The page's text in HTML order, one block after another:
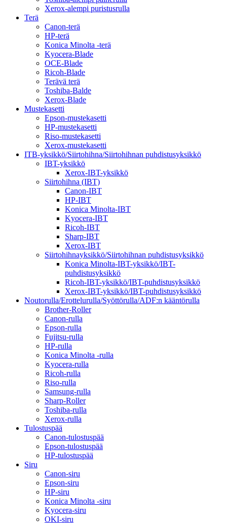
Xerox-alempi puristusrulla
Terä
Canon-terä
HP-terä
Konica Minolta -terä
Kyocera-Blade
OCE-Blade
Ricoh-Blade
Terävä terä
Toshiba-Balde
Xerox-Blade
Mustekasetti
Epson-mustekasetti
HP-mustekasetti
Riso-mustekasetti
Xerox-mustekasetti
ITB-yksikkö/Siirtohihna/Siirtohihnan puhdistusyksikkö
IBT-yksikkö
Xerox-IBT-yksikkö
Siirtohihna (IBT)
Canon-IBT
HP-IBT
Konica Minolta-IBT
Kyocera-IBT
Ricoh-IBT
Sharp-IBT
Xerox-IBT
Siirtohihnayksikkö/Siirtohihnan puhdistusyksikkö
Konica Minolta-IBT-yksikkö/IBT-
puhdistusyksikkö
Ricoh-IBT-yksikkö/IBT-puhdistusyksikkö
Xerox-IBT-yksikkö/IBT-puhdistusyksikkö
Noutorulla/Erottelurulla/Syöttörulla/ADF:n kääntörulla
Brother-Roller
Canon-rulla
Epson-rulla
Fujitsu-rulla
HP-rulla
Konica Minolta -rulla
Kyocera-rulla
Ricoh-rulla
Riso-rulla
Samsung-rulla
Sharp-Roller
Toshiba-rulla
Xerox-rulla
Tulostuspää
Canon-tulostuspää
Epson-tulostuspää
HP-tulostuspää
Siru
Canon-siru
Epson-siru
HP-siru
Konica Minolta -siru
Kyocera-siru
OKI-siru